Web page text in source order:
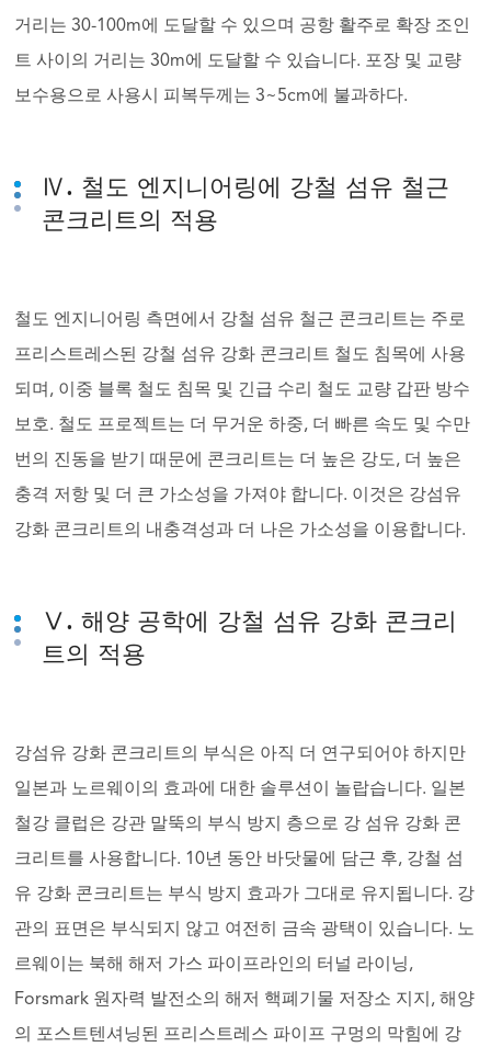
거리는 30-100m에 도달할 수 있으며 공항 활주로 확장 조인
트 사이의 거리는 30m에 도달할 수 있습니다. 포장 및 교량
보수용으로 사용시 피복두께는 3~5cm에 불과하다.
Ⅳ. 철도 엔지니어링에 강철 섬유 철근
콘크리트의 적용
철도 엔지니어링 측면에서 강철 섬유 철근 콘크리트는 주로
프리스트레스된 강철 섬유 강화 콘크리트 철도 침목에 사용
되며, 이중 블록 철도 침목 및 긴급 수리 철도 교량 갑판 방수
보호. 철도 프로젝트는 더 무거운 하중, 더 빠른 속도 및 수만
번의 진동을 받기 때문에 콘크리트는 더 높은 강도, 더 높은
충격 저항 및 더 큰 가소성을 가져야 합니다. 이것은 강섬유
강화 콘크리트의 내충격성과 더 나은 가소성을 이용합니다.
Ⅴ. 해양 공학에 강철 섬유 강화 콘크리
트의 적용
강섬유 강화 콘크리트의 부식은 아직 더 연구되어야 하지만
일본과 노르웨이의 효과에 대한 솔루션이 놀랍습니다. 일본
철강 클럽은 강관 말뚝의 부식 방지 층으로 강 섬유 강화 콘
크리트를 사용합니다. 10년 동안 바닷물에 담근 후, 강철 섬
유 강화 콘크리트는 부식 방지 효과가 그대로 유지됩니다. 강
관의 표면은 부식되지 않고 여전히 금속 광택이 있습니다. 노
르웨이는 북해 해저 가스 파이프라인의 터널 라이닝,
Forsmark 원자력 발전소의 해저 핵폐기물 저장소 지지, 해양
의 포스트텐셔닝된 프리스트레스 파이프 구멍의 막힘에 강